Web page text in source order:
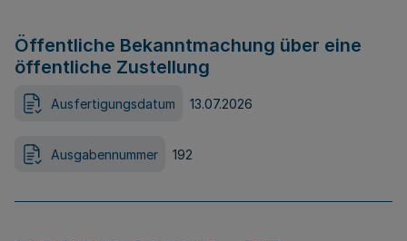
Öffentliche Bekanntmachung über eine
öffentliche Zustellung
Ausfertigungsdatum 13.07.2026
Ausgabennummer 192